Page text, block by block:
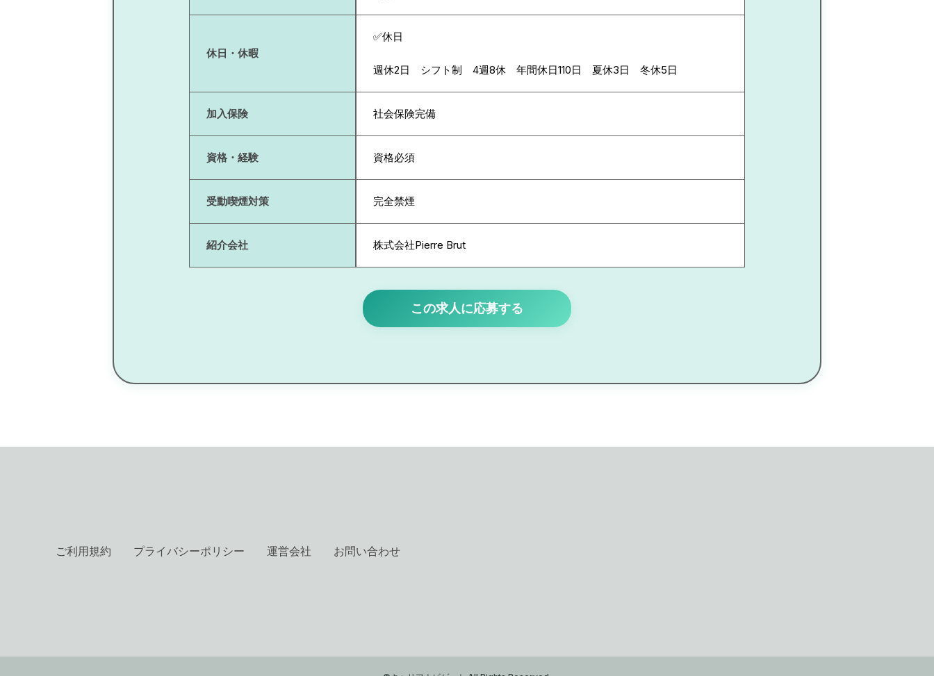
休日・休暇
✅休日
週休2日 シフト制 4週8休 年間休日110日 夏休3日 冬休5日
加入保険 社会保険完備
資格・経験 資格必須
受動喫煙対策 完全禁煙
紹介会社 株式会社Pierre Brut
この求人に応募する
ご利用規約 プライバシーポリシー 運営会社 お問い合わせ